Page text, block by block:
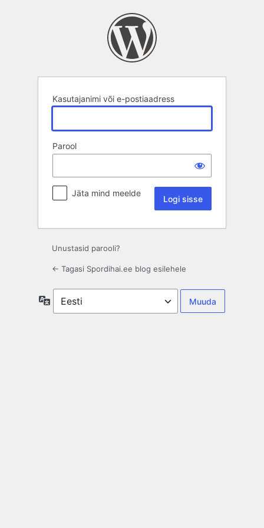
Kasutajanimi või e-postiaadress
Parool
Jäta mind meelde
Unustasid parooli?
← Tagasi Spordihai.ee blog esilehele
Keel